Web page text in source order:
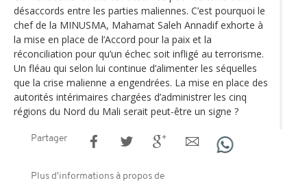
désaccords entre les parties maliennes. C’est pourquoi le
chef de la MINUSMA, Mahamat Saleh Annadif exhorte à
la mise en place de l’Accord pour la paix et la
réconciliation pour qu’un échec soit infligé au terrorisme.
Un fléau qui selon lui continue d’alimenter les séquelles
que la crise malienne a engendrées. La mise en place des
autorités intérimaires chargées d’administrer les cinq
régions du Nord du Mali serait peut-être un signe ?
Partager
Plus d'informations à propos de